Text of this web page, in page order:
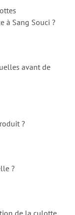
à Sang Souci ?
avant de
?
?